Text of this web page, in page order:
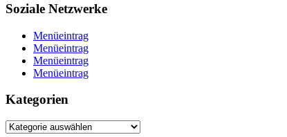
Soziale Netzwerke
Menüeintrag
Menüeintrag
Menüeintrag
Menüeintrag
Kategorien
Kategorien